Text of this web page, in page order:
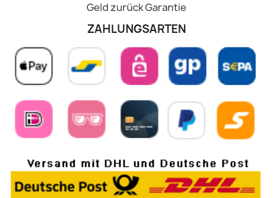
Geld zurück Garantie
ZAHLUNGSARTEN